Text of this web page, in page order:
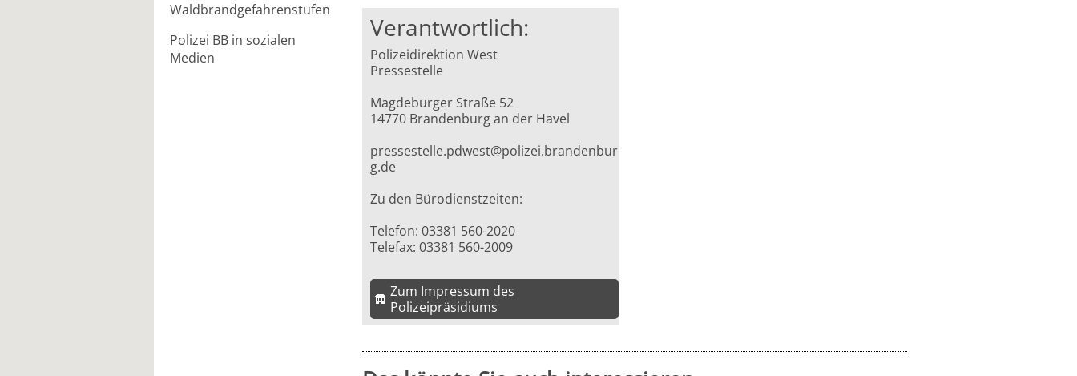
Waldbrandgefahrenstufen
Polizei BB in sozialen
Medien
Verantwortlich:
Polizeidirektion West
Pressestelle
Magdeburger Straße 52
14770 Brandenburg an der Havel
pressestelle.pdwest@polizei.brandenbur
g.de
Zu den Bürodienstzeiten:
Telefon: 03381 560-2020
Telefax: 03381 560-2009
Zum Impressum des
Polizeipräsidiums